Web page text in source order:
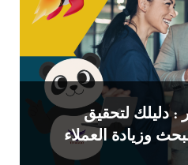
دليلك لتحقيق
وزيادة العملاء